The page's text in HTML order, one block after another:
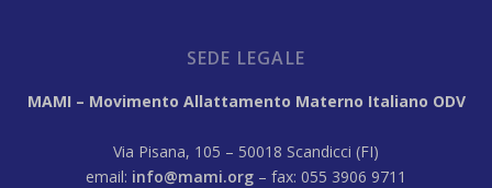
SEDE LEGALE
MAMI – Movimento Allattamento Materno Italiano ODV
Via Pisana, 105 – 50018 Scandicci (FI)
email: info@mami.org – fax: 055 3906 9711